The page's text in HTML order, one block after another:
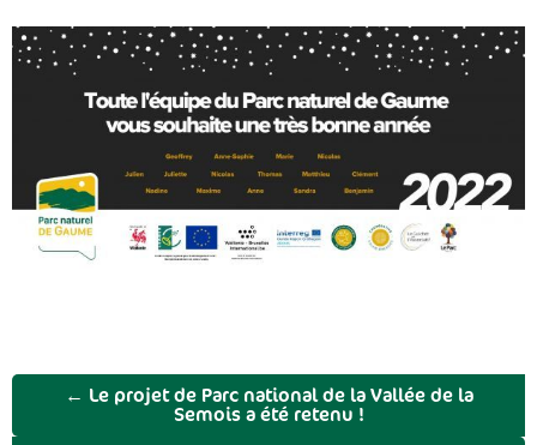
← Le projet de Parc national de la Vallée de la
Semois a été retenu !